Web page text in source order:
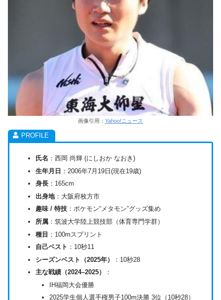
画像引用： Yahoo!ニュース
氏名 ：西岡 尚輝 (にしおか なおき)
生年月日 ：2006年7月19日(現在19歳)
身長：165cm
出身地：大阪府枚方市
趣味 / 特技：ポケモン“メタモン”グッズ集め
所属：筑波大学陸上競技部（体育専門学群）
種目 ：100mスプリント
自己ベスト ：10秒11
シーズンベスト（2025年）
：10秒28
主な戦績（2024–2025）
：
IH福岡大会優勝
2025学生個人選手権男子100m決勝 3位（10秒28）